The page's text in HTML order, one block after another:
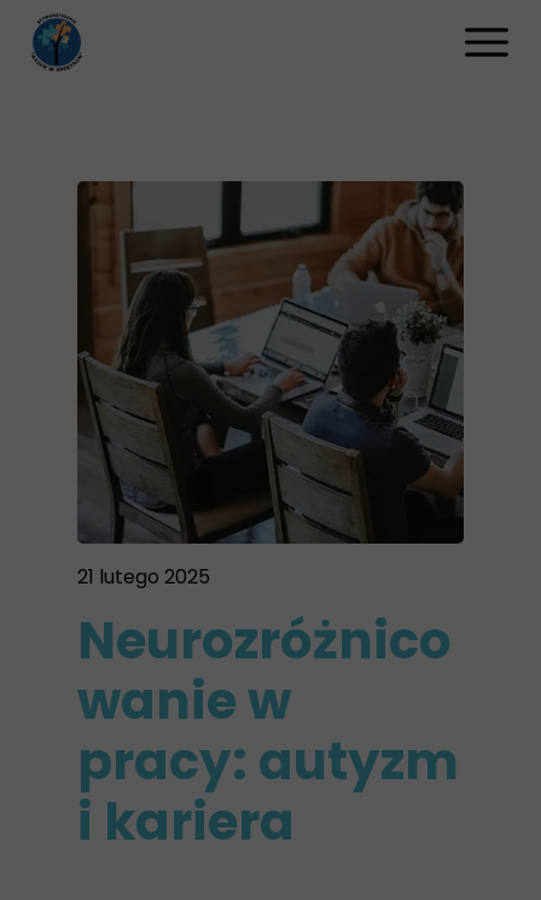
21 lutego 2025
Neurozróżnico
wanie w
pracy: autyzm
i kariera